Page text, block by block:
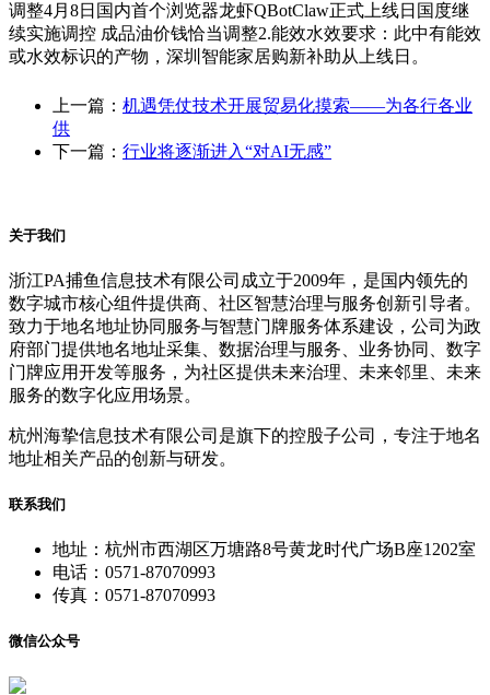
调整4月8日国内首个浏览器龙虾QBotClaw正式上线日国度继
续实施调控 成品油价钱恰当调整2.能效水效要求：此中有能效
或水效标识的产物，深圳智能家居购新补助从上线日。
上一篇： 机遇凭仗技术开展贸易化摸索——为各行各业
供
下一篇： 行业将逐渐进入“对AI无感”
关于我们
浙江PA捕鱼信息技术有限公司成立于2009年，是国内领先的
数字城市核心组件提供商、社区智慧治理与服务创新引导者。
致力于地名地址协同服务与智慧门牌服务体系建设，公司为政
府部门提供地名地址采集、数据治理与服务、业务协同、数字
门牌应用开发等服务，为社区提供未来治理、未来邻里、未来
服务的数字化应用场景。
杭州海挚信息技术有限公司是旗下的控股子公司，专注于地名
地址相关产品的创新与研发。
联系我们
地址：杭州市西湖区万塘路8号黄龙时代广场B座1202室
电话：0571-87070993
传真：0571-87070993
微信公众号